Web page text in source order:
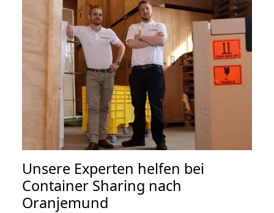
Unsere Experten helfen bei
Container Sharing nach
Oranjemund